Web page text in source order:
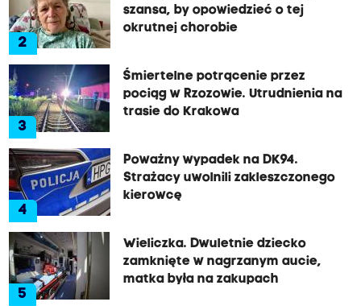
2
szansa, by opowiedzieć o tej
okrutnej chorobie
3
Śmiertelne potrącenie przez
pociąg w Rzozowie. Utrudnienia na
trasie do Krakowa
4
Poważny wypadek na DK94.
Strażacy uwolnili zakleszczonego
kierowcę
5
Wieliczka. Dwuletnie dziecko
zamknięte w nagrzanym aucie,
matka była na zakupach